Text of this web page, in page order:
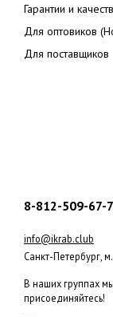
Гарантии и
Для оптовиков
Для поставщиков
8-812-509-67-
info@ikrab.club
Санкт-Петербург,
В наших группах
присоединяйтесь!